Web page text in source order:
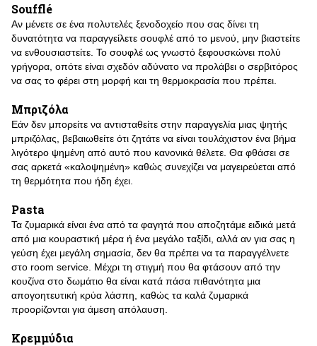
Soufflé
Αν μένετε σε ένα πολυτελές ξενοδοχείο που σας δίνει τη
δυνατότητα να παραγγείλετε σουφλέ από το μενού, μην βιαστείτε
να ενθουσιαστείτε. Το σουφλέ ως γνωστό ξεφουσκώνει πολύ
γρήγορα, οπότε είναι σχεδόν αδύνατο να προλάβει ο σερβιτόρος
να σας το φέρει στη μορφή και τη θερμοκρασία που πρέπει.
Μπριζόλα
Εάν δεν μπορείτε να αντισταθείτε στην παραγγελία μιας ψητής
μπριζόλας, βεβαιωθείτε ότι ζητάτε να είναι τουλάχιστον ένα βήμα
λιγότερο ψημένη από αυτό που κανονικά θέλετε. Θα φθάσει σε
σας αρκετά «καλοψημένη» καθώς συνεχίζει να μαγειρεύεται από
τη θερμότητα που ήδη έχει.
Pasta
Τα ζυμαρικά είναι ένα από τα φαγητά που αποζητάμε ειδικά μετά
από μια κουραστική μέρα ή ένα μεγάλο ταξίδι, αλλά αν για σας η
γεύση έχει μεγάλη σημασία, δεν θα πρέπει να τα παραγγέλνετε
στο room service. Μέχρι τη στιγμή που θα φτάσουν από την
κουζίνα στο δωμάτιο θα είναι κατά πάσα πιθανότητα μια
απογοητευτική κρύα λάσπη, καθώς τα καλά ζυμαρικά
προορίζονται για άμεση απόλαυση.
Κρεμμύδια